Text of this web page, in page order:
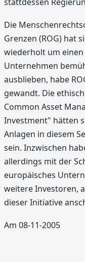
Die
Grenzen (ROG) hat
wiederholt um
Unternehmen
ausblieben, habe
gewandt. Die
Common Asset
Investment" hätten
Anlagen in diesem
sein. Inzwischen
allerdings mit der
europäisches
weitere Investoren,
dieser Initiative
Am 08-11-2005